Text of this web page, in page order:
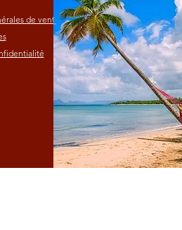
de vente